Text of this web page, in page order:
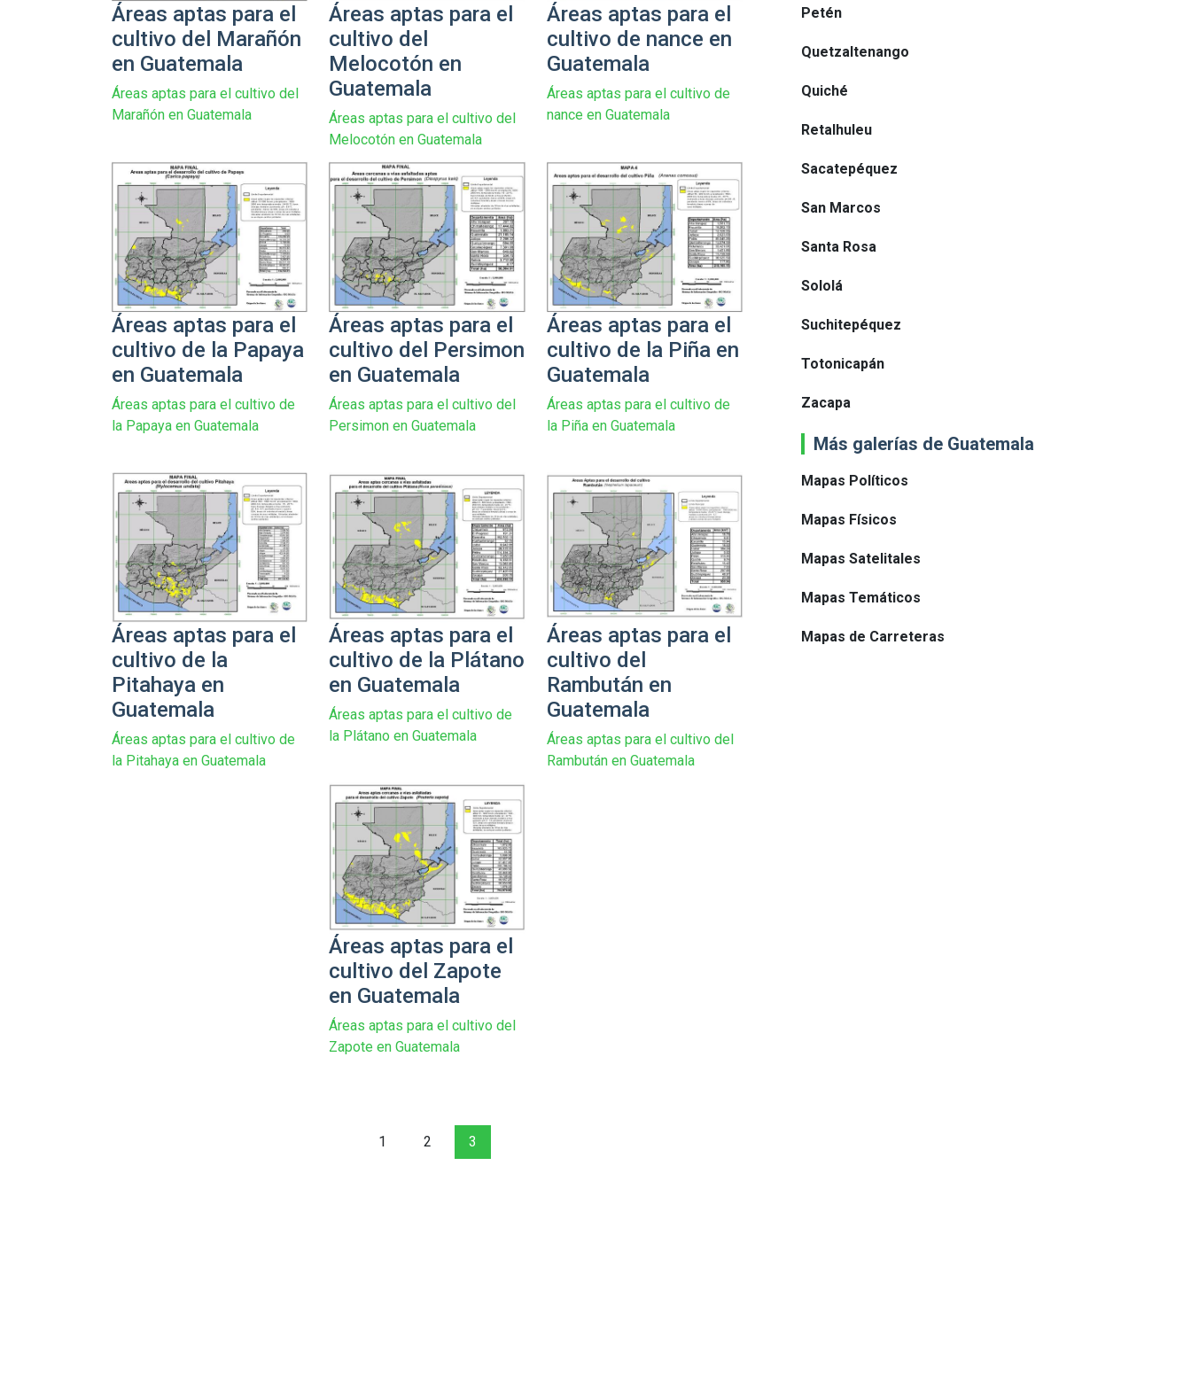
Áreas aptas para el
cultivo del Marañón
en Guatemala
Áreas aptas para el cultivo del
Marañón en Guatemala
Áreas aptas para el
cultivo del
Melocotón en
Guatemala
Áreas aptas para el cultivo del
Melocotón en Guatemala
Áreas aptas para el
cultivo de nance en
Guatemala
Áreas aptas para el cultivo de
nance en Guatemala
Áreas aptas para el
cultivo de la Papaya
en Guatemala
Áreas aptas para el cultivo de
la Papaya en Guatemala
Áreas aptas para el
cultivo del Persimon
en Guatemala
Áreas aptas para el cultivo del
Persimon en Guatemala
Áreas aptas para el
cultivo de la Piña en
Guatemala
Áreas aptas para el cultivo de
la Piña en Guatemala
Áreas aptas para el
cultivo de la
Pitahaya en
Guatemala
Áreas aptas para el cultivo de
la Pitahaya en Guatemala
Áreas aptas para el
cultivo de la Plátano
en Guatemala
Áreas aptas para el cultivo de
la Plátano en Guatemala
Áreas aptas para el
cultivo del
Rambután en
Guatemala
Áreas aptas para el cultivo del
Rambután en Guatemala
Áreas aptas para el
cultivo del Zapote
en Guatemala
Áreas aptas para el cultivo del
Zapote en Guatemala
1 2 3
Petén
Quetzaltenango
Quiché
Retalhuleu
Sacatepéquez
San Marcos
Santa Rosa
Sololá
Suchitepéquez
Totonicapán
Zacapa
Más galerías de Guatemala
Mapas Políticos
Mapas Físicos
Mapas Satelitales
Mapas Temáticos
Mapas de Carreteras